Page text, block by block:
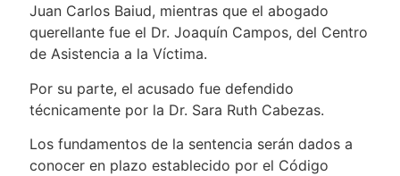
Juan Carlos Baiud, mientras que el abogado
querellante fue el Dr. Joaquín Campos, del Centro
de Asistencia a la Víctima.
Por su parte, el acusado fue defendido
técnicamente por la Dr. Sara Ruth Cabezas.
Los fundamentos de la sentencia serán dados a
conocer en plazo establecido por el Código